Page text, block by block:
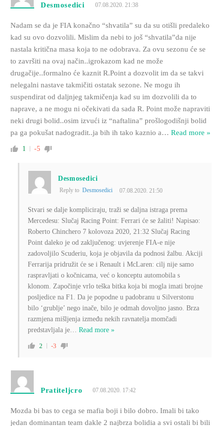
Desmosedici 07.08.2020. 21:38
Nadam se da je FIA konačno “shvatila” su da su otišli predaleko
kad su ovo dozvolili. Mislim da nebi to još “shvatila”da nije
nastala kritična masa koja to ne odobrava. Za ovu sezonu će se
to završiti na ovaj način..igrokazom kad ne može
drugačije..formalno će kaznit R.Point a dozvolit im da se takvi
nelegalni nastave takmičiti ostatak sezone. Ne mogu ih
suspendirat od daljnjeg takmičenja kad su im dozvolili da to
naprave, a ne mogu ni očekivati da sada R. Point može napraviti
neki drugi bolid..osim izvući iz “naftalina” prošlogodišnji bolid
pa ga pokušat nadogradit..ja bih ih tako kaznio a… Read more »
1 -5
Desmosedici
Reply to Desmosedici 07.08.2020. 21:50
Stvari se dalje kompliciraju, traži se daljna istraga prema
Mercedesu: Slučaj Racing Point: Ferrari će se žaliti! Napisao:
Roberto Chinchero 7 kolovoza 2020, 21:32 Slučaj Racing
Point daleko je od zaključenog: uvjerenje FIA-e nije
zadovoljilo Scuderiu, koja je objavila da podnosi žalbu. Akciji
Ferrarija pridružit će se i Renault i McLaren: cilj nije samo
raspravljati o kočnicama, već o konceptu automobila s
klonom. Započinje vrlo teška bitka koja bi mogla imati brojne
posljedice na F1. Da je popodne u padobranu u Silverstonu
bilo ‘grublje’ nego inače, bilo je odmah dovoljno jasno. Brza
razmjena mišljenja između nekih ravnatelja momčadi
predstavljala je… Read more »
2 -3
Pratiteljcro 07.08.2020. 17:42
Mozda bi bas to cega se mafia boji i bilo dobro. Imali bi tako
jedan dominantan team dakle 2 najbrza bolidia a svi ostali bi bili